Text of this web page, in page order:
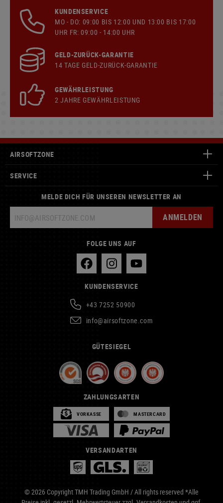
KUNDENSERVICE
MO - DO: 09:00 BIS 12:00 UND 13:00 BIS 17:00
UHR FR: 09:00 - 14:00 UHR
GELD-ZURÜCK-GARANTIE
14 TAGE GELD-ZURÜCK-GARANTIE
GEWÄHRLEISTUNG
2 JAHRE GEWÄHRLEISTUNG
AIRSOFTZONE
SERVICE
MELDE DICH FÜR UNSEREN NEWSLETTER AN
ANMELDEN
FOLGE UNS AUF
KUNDENSERVICE
+43 7252 50900
info@airsoftzone.com
GÜTESIEGEL
ZAHLUNGSARTEN
VORKASSE MASTERCARD
VERSANDARTEN
© 2026 Copyright TMH Trading GmbH / All rights reserved *Alle